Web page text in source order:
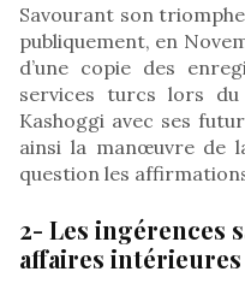
Savourant son
publiquement, en
d’une copie des
services turcs lors
Kashoggi avec ses
ainsi la manœuvre de
question les
2- Les ingérences
affaires intérieures